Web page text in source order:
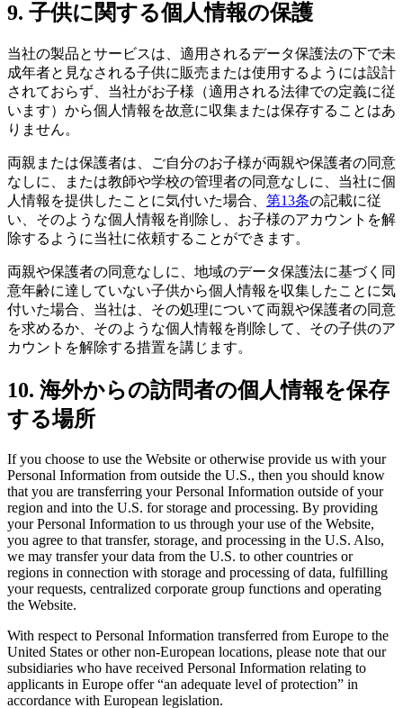
9. 子供に関する個人情報の保護
当社の製品とサービスは、適用されるデータ保護法の下で未
成年者と見なされる子供に販売または使用するようには設計
されておらず、当社がお子様（適用される法律での定義に従
います）から個人情報を故意に収集または保存することはあ
りません。
両親または保護者は、ご自分のお子様が両親や保護者の同意
なしに、または教師や学校の管理者の同意なしに、当社に個
人情報を提供したことに気付いた場合、 第13条の記載に従
い、そのような個人情報を削除し、お子様のアカウントを解
除するように当社に依頼することができます。
両親や保護者の同意なしに、地域のデータ保護法に基づく同
意年齢に達していない子供から個人情報を収集したことに気
付いた場合、当社は、その処理について両親や保護者の同意
を求めるか、そのような個人情報を削除して、その子供のア
カウントを解除する措置を講じます。
10. 海外からの訪問者の個人情報を保存
する場所
If you choose to use the Website or otherwise provide us with your
Personal Information from outside the U.S., then you should know
that you are transferring your Personal Information outside of your
region and into the U.S. for storage and processing. By providing
your Personal Information to us through your use of the Website,
you agree to that transfer, storage, and processing in the U.S. Also,
we may transfer your data from the U.S. to other countries or
regions in connection with storage and processing of data, fulfilling
your requests, centralized corporate group functions and operating
the Website.
With respect to Personal Information transferred from Europe to the
United States or other non-European locations, please note that our
subsidiaries who have received Personal Information relating to
applicants in Europe offer “an adequate level of protection” in
accordance with European legislation.